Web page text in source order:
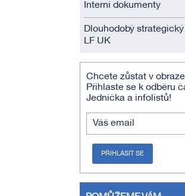
Interní dokumenty
Dlouhodobý
LF UK
Chcete zůstat v
Přihlaste se k odběru
Jednička a infolistů!
Váš email
PŘIHLÁSIT SE